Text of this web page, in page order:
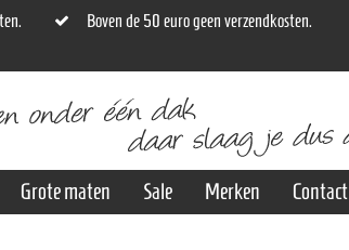
Boven de 50 euro geen verzendkosten.
Grote maten Sale Merken Contact